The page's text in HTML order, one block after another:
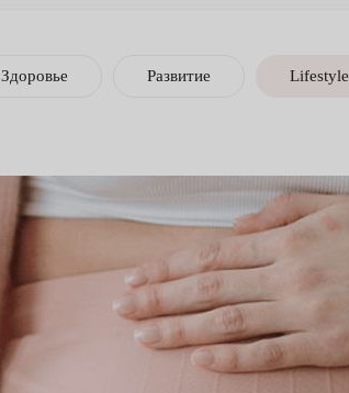
Здоровье Развитие Lifestyle